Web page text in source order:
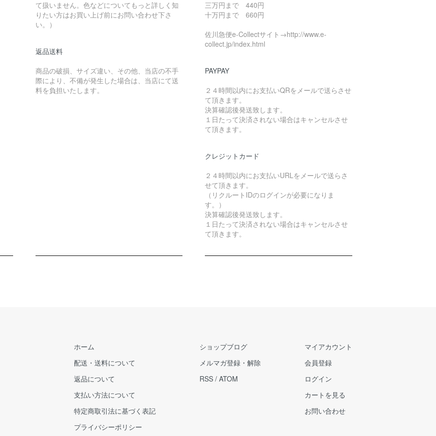
て扱いません。色などについてもっと詳しく知
りたい方はお買い上げ前にお問い合わせ下さ
い。）
返品送料
商品の破損、サイズ違い、その他、当店の不手
際により、不備が発生した場合は、当店にて送
料を負担いたします。
三万円まで 440円
十万円まで 660円
佐川急便e-Collectサイト→http://www.e-
collect.jp/index.html
PAYPAY
２４時間以内にお支払いQRをメールで送らさせ
て頂きます。
決算確認後発送致します。
１日たって決済されない場合はキャンセルさせ
て頂きます。
クレジットカード
２４時間以内にお支払いURLをメールで送らさ
せて頂きます。
（リクルートIDのログインが必要になりま
す。）
決算確認後発送致します。
１日たって決済されない場合はキャンセルさせ
て頂きます。
ホーム
配送・送料について
返品について
支払い方法について
特定商取引法に基づく表記
プライバシーポリシー
ショップブログ
メルマガ登録・解除
RSS / ATOM
マイアカウント
会員登録
ログイン
カートを見る
お問い合わせ